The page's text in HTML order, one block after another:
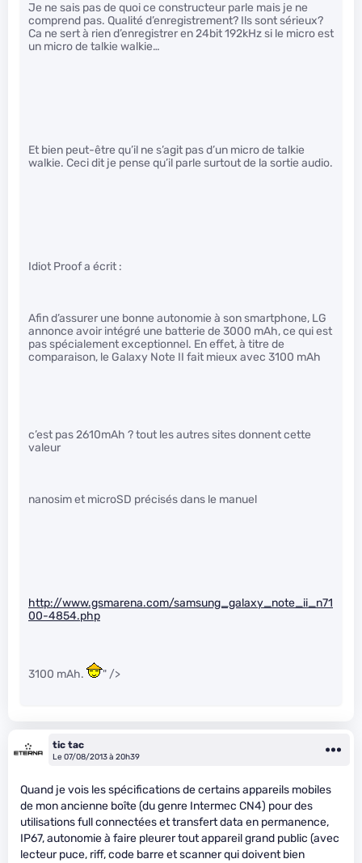
Je ne sais pas de quoi ce constructeur parle mais je ne
comprend pas. Qualité d’enregistrement? Ils sont sérieux?
Ca ne sert à rien d’enregistrer en 24bit 192kHz si le micro est
un micro de talkie walkie…
Et bien peut-être qu’il ne s’agit pas d’un micro de talkie
walkie. Ceci dit je pense qu’il parle surtout de la sortie audio.
Idiot Proof a écrit :
Afin d’assurer une bonne autonomie à son smartphone, LG
annonce avoir intégré une batterie de 3000 mAh, ce qui est
pas spécialement exceptionnel. En effet, à titre de
comparaison, le Galaxy Note II fait mieux avec 3100 mAh
c’est pas 2610mAh ? tout les autres sites donnent cette
valeur
nanosim et microSD précisés dans le manuel
http://www.gsmarena.com/samsung_galaxy_note_ii_n71
00-4854.php
3100 mAh. " />
tic tac
Le 07/08/2013 à 20h39
Quand je vois les spécifications de certains appareils mobiles
de mon ancienne boîte (du genre Intermec CN4) pour des
utilisations full connectées et transfert data en permanence,
IP67, autonomie à faire pleurer tout appareil grand public (avec
lecteur puce, riff, code barre et scanner qui doivent bien